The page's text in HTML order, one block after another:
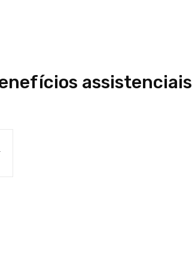
assistenciais